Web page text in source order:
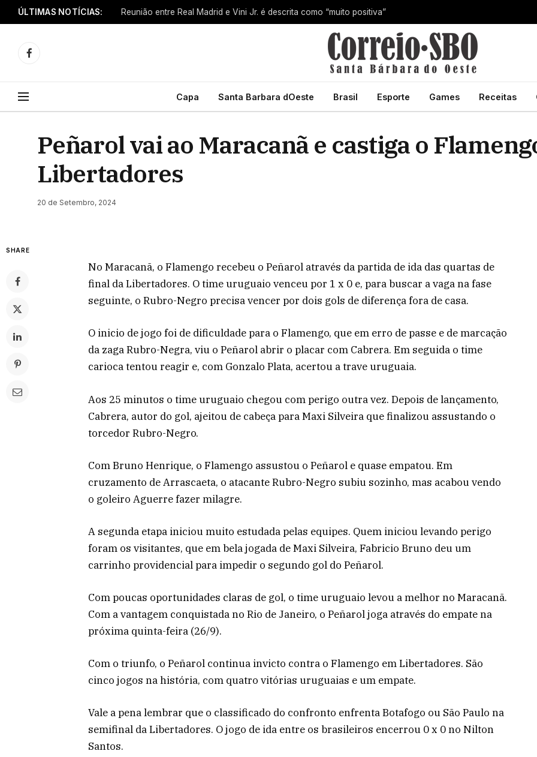
ÚLTIMAS NOTÍCIAS: Reunião entre Real Madrid e Vini Jr. é descrita como “muito positiva”
Facebook
Capa Santa Barbara dOeste Brasil Esporte Games Receitas
Peñarol vai ao Maracanã e castiga o
Libertadores
20 de Setembro, 2024
SHARE
No Maracanã, o Flamengo recebeu o Peñarol através da partida de ida das quartas de
final da Libertadores. O time uruguaio venceu por 1 x 0 e, para buscar a vaga na fase
seguinte, o Rubro-Negro precisa vencer por dois gols de diferença fora de casa.
O inicio de jogo foi de dificuldade para o Flamengo, que em erro de passe e de marcação
da zaga Rubro-Negra, viu o Peñarol abrir o placar com Cabrera. Em seguida o time
carioca tentou reagir e, com Gonzalo Plata, acertou a trave uruguaia.
Aos 25 minutos o time uruguaio chegou com perigo outra vez. Depois de lançamento,
Cabrera, autor do gol, ajeitou de cabeça para Maxi Silveira que finalizou assustando o
torcedor Rubro-Negro.
Com Bruno Henrique, o Flamengo assustou o Peñarol e quase empatou. Em
cruzamento de Arrascaeta, o atacante Rubro-Negro subiu sozinho, mas acabou vendo
o goleiro Aguerre fazer milagre.
A segunda etapa iniciou muito estudada pelas equipes. Quem iniciou levando perigo
foram os visitantes, que em bela jogada de Maxi Silveira, Fabricio Bruno deu um
carrinho providencial para impedir o segundo gol do Peñarol.
Com poucas oportunidades claras de gol, o time uruguaio levou a melhor no Maracanã.
Com a vantagem conquistada no Rio de Janeiro, o Peñarol joga através do empate na
próxima quinta-feira (26/9).
Com o triunfo, o Peñarol continua invicto contra o Flamengo em Libertadores. São
cinco jogos na história, com quatro vitórias uruguaias e um empate.
Vale a pena lembrar que o classificado do confronto enfrenta Botafogo ou São Paulo na
semifinal da Libertadores. O jogo de ida entre os brasileiros encerrou 0 x 0 no Nilton
Santos.